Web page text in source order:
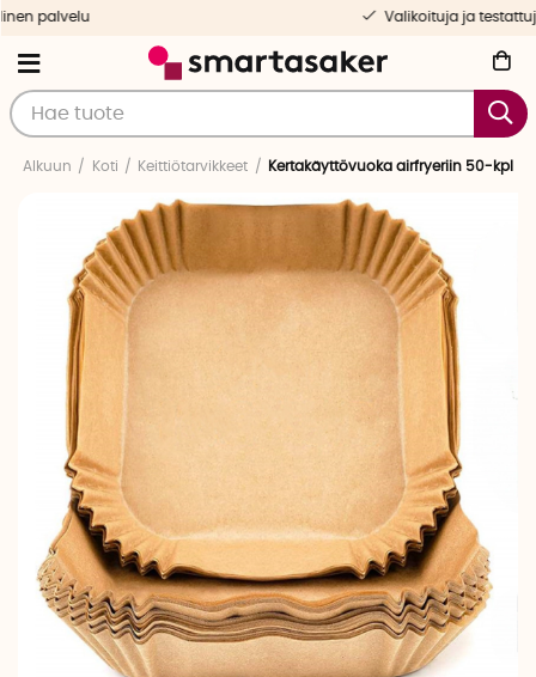
Valikoituja ja testattuja tuotteita
Alkuun Koti Keittiötarvikkeet Kertakäyttövuoka airfryeriin 50-kpl